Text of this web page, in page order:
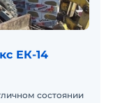
ЕК-14
состоянии